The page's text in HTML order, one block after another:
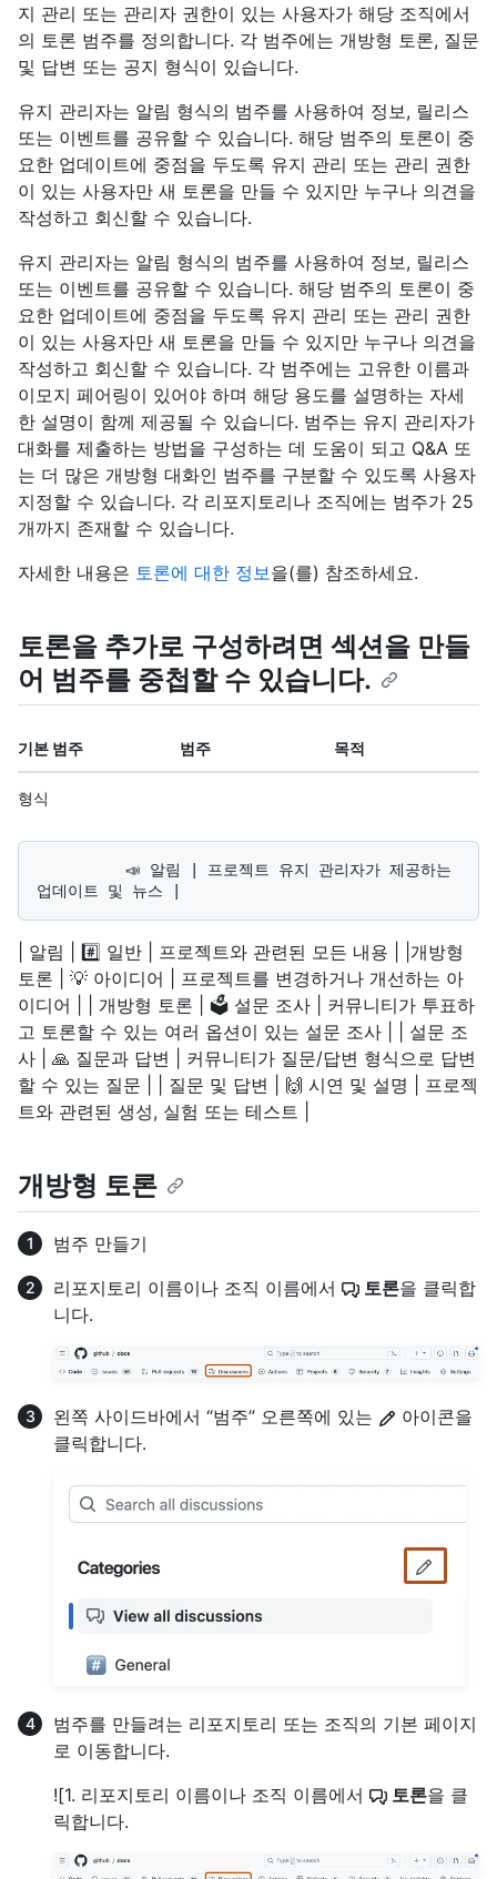
지 관리 또는 관리자 권한이 있는 사용자가 해당 조직에서
의 토론 범주를 정의합니다. 각 범주에는 개방형 토론, 질문
및 답변 또는 공지 형식이 있습니다.
유지 관리자는 알림 형식의 범주를 사용하여 정보, 릴리스
또는 이벤트를 공유할 수 있습니다. 해당 범주의 토론이 중
요한 업데이트에 중점을 두도록 유지 관리 또는 관리 권한
이 있는 사용자만 새 토론을 만들 수 있지만 누구나 의견을
작성하고 회신할 수 있습니다.
유지 관리자는 알림 형식의 범주를 사용하여 정보, 릴리스
또는 이벤트를 공유할 수 있습니다. 해당 범주의 토론이 중
요한 업데이트에 중점을 두도록 유지 관리 또는 관리 권한
이 있는 사용자만 새 토론을 만들 수 있지만 누구나 의견을
작성하고 회신할 수 있습니다. 각 범주에는 고유한 이름과
이모지 페어링이 있어야 하며 해당 용도를 설명하는 자세
한 설명이 함께 제공될 수 있습니다. 범주는 유지 관리자가
대화를 제출하는 방법을 구성하는 데 도움이 되고 Q&A 또
는 더 많은 개방형 대화인 범주를 구분할 수 있도록 사용자
지정할 수 있습니다. 각 리포지토리나 조직에는 범주가 25
개까지 존재할 수 있습니다.
자세한 내용은 토론에 대한 정보을(를) 참조하세요.
토론을 추가로 구성하려면 섹션을 만들
어 범주를 중첩할 수 있습니다.
기본 범주 범주 목적
형식
| 알림 | #️⃣ 일반 | 프로젝트와 관련된 모든 내용 | |개방형
토론 | 💡 아이디어 | 프로젝트를 변경하거나 개선하는 아
이디어 | | 개방형 토론 | 🗳 설문 조사 | 커뮤니티가 투표하
고 토론할 수 있는 여러 옵션이 있는 설문 조사 | | 설문 조
사 | 🙏 질문과 답변 | 커뮤니티가 질문/답변 형식으로 답변
할 수 있는 질문 | | 질문 및 답변 | 🙌 시연 및 설명 | 프로젝
트와 관련된 생성, 실험 또는 테스트 |
개방형 토론
범주 만들기
리포지토리 이름이나 조직 이름에서
토론을 클릭합
니다.
왼쪽 사이드바에서 “범주” 오른쪽에 있는
아이콘을
클릭합니다.
범주를 만들려는 리포지토리 또는 조직의 기본 페이지
로 이동합니다.
![1. 리포지토리 이름이나 조직 이름에서
토론을 클
릭합니다.